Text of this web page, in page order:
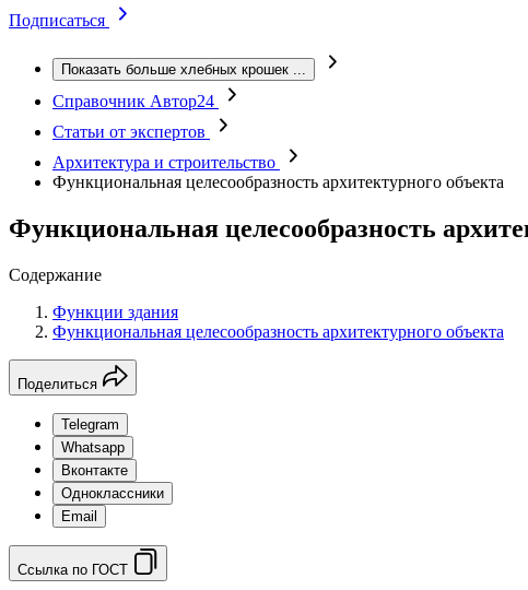
Подписаться
Показать больше хлебных крошек ...
Справочник Автор24
Статьи от экспертов
Архитектура и строительство
Функциональная целесообразность архитектурного объекта
Функциональная целесообразность
Содержание
Функции здания
Функциональная целесообразность архитектурного объекта
Поделиться
Telegram
Whatsapp
Вконтакте
Одноклассники
Email
Ссылка по ГОСТ